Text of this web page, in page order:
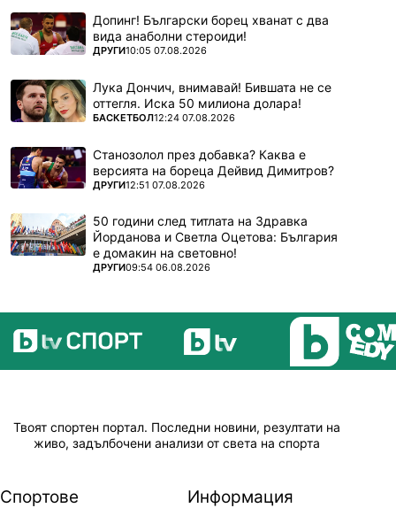
Допинг! Български борец хванат с два
вида анаболни стероиди!
ПОВЕЧЕ ОТ
ДРУГИ10:05 07.08.2026
Лука Дончич, внимавай! Бившата не се
оттегля. Иска 50 милиона долара!
ПОВЕЧЕ ОТ
БАСКЕТБОЛ12:24 07.08.2026
Станозолол през добавка? Каква е
версията на бореца Дейвид Димитров?
ПОВЕЧЕ ОТ
ДРУГИ12:51 07.08.2026
50 години след титлата на Здравка
Йорданова и Светла Оцетова: България
е домакин на световно!
ПОВЕЧЕ ОТ
ДРУГИ09:54 06.08.2026
Твоят спортен портал. Последни новини, резултати на
живо, задълбочени анализи от света на спорта
Спортове Информация